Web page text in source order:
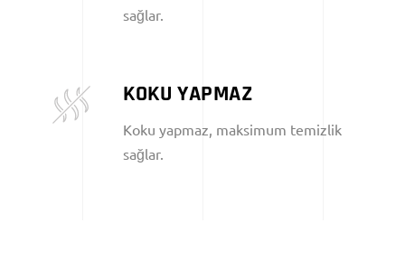
sağlar.
KOKU YAPMAZ
Koku yapmaz, maksimum temizlik
sağlar.